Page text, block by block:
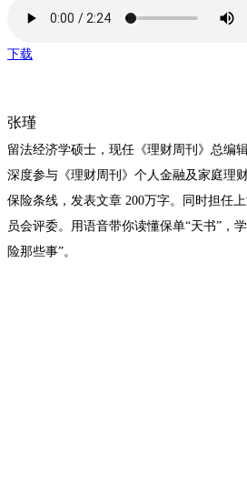
下载
张瑾
留法经济学硕士，现任《理财周刊》总编
深度参与《理财周刊》个人金融及家庭理
保险条线，发表文章 200万字。同时担任
员会评委。用语音带你读懂保单“天书”，
险那些事”。